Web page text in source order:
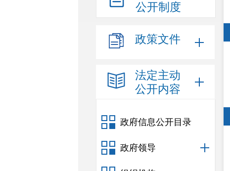
公开制度
政策文件
法定主动
公开内容
政府信息公开目录
政府领导